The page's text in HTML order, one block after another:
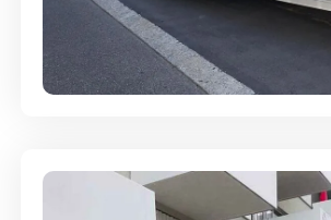
Full-Service - Für